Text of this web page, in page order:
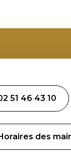
51 46 43 10
des